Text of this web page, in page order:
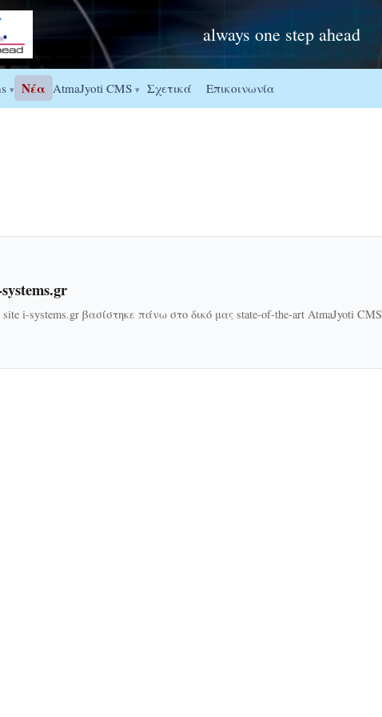
always one step ahead
▾ Νέα AtmaJyoti CMS ▾ Σχετικά Επικοινωνία
i-systems.gr βασίστηκε πάνω στο δικό μας state-of-the-art AtmaJyoti CMS